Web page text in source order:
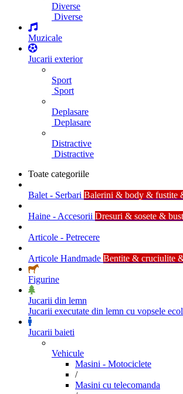
Diverse
Diverse
Muzicale
Jucarii exterior
Sport
Sport
Deplasare
Deplasare
Distractive
Distractive
Toate categoriile
Balet - Serbari Balerini & body & fustite
Haine - Accesorii Dresuri & sosete &
Articole - Petrecere
Articole Handmade Bentite & cruciulite
Figurine
Jucarii din lemn
Jucarii executate din lemn cu vopsele
Jucarii baieti
Vehicule
Masini - Motociclete
/
Masini cu telecomanda